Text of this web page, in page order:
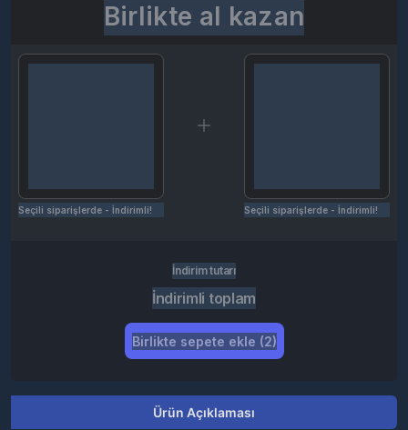
Birlikte al kazan
Seçili siparişlerde - İndirimli! Seçili siparişlerde - İndirimli!
İndirim tutarı
İndirimli toplam
Birlikte sepete ekle (2)
Ürün Açıklaması